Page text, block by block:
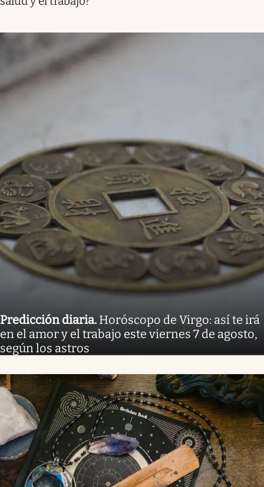
Predicción diaria. Horóscopo de Virgo: así te irá
en el amor y el trabajo este viernes 7 de agosto,
según los astros